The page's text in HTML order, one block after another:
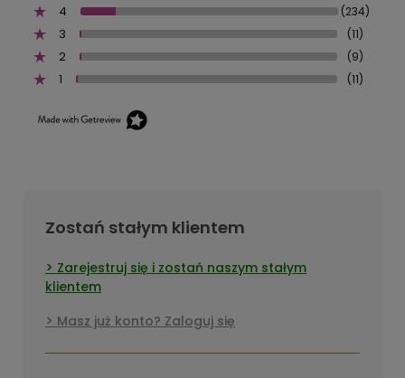
4 (234)
3 (11)
2 (9)
1 (11)
Zostań stałym klientem
Zarejestruj się i zostań naszym stałym
klientem
Masz już konto? Zaloguj się